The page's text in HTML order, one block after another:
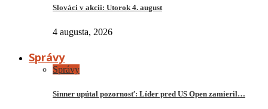
Slováci v akcii: Utorok 4. august
4 augusta, 2026
Správy
Správy
Sinner upútal pozornosť: Líder pred US Open zamieril…